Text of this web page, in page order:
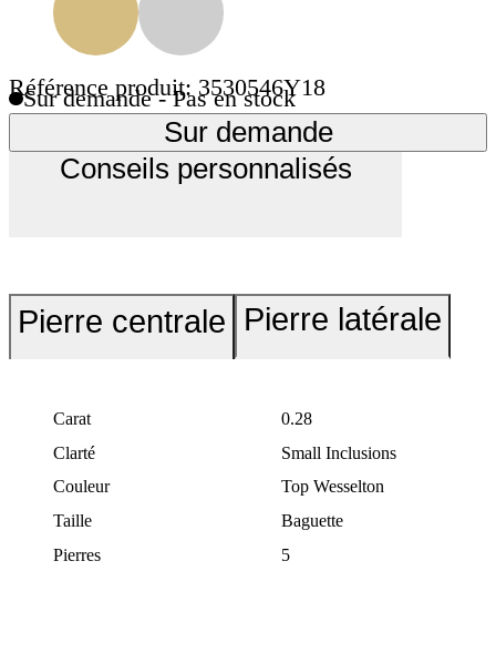
Référence produit: 3530546Y18
Sur demande - Pas en stock
Sur demande
Conseils personnalisés
Pierre centrale Pierre latérale
Carat
0.28
Clarté
Small Inclusions
Couleur
Top Wesselton
Taille
Baguette
Pierres
5